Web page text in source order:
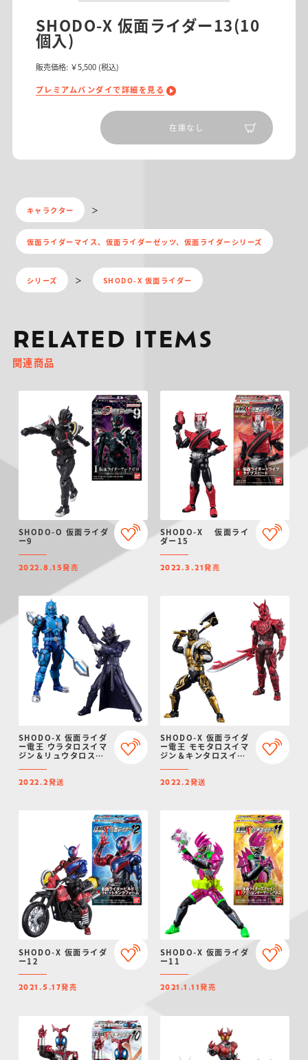
SHODO-X 仮面ライダー13(10
個入)
販売価格: ￥5,500 (税込)
プレミアムバンダイで詳細を見る
在庫なし
キャラクター
仮面ライダーマイス、仮面ライダーゼッツ、仮面ライダーシリーズ
シリーズ SHODO-X 仮面ライダー
RELATED ITEMS
関連商品
SHODO-O 仮面ライダ
ー9
2022.8.15発売
SHODO-X 仮面ライ
ダー15
2022.3.21発売
SHODO-X 仮面ライダ
ー電王 ウラタロスイマ
ジン＆リュウタロスイ
アムバンダイ限定】
2022.2発送
SHODO-X 仮面ライダ
ー電王 モモタロスイマ
ジン＆キンタロスイマ
ムバンダイ限定】
2022.2発送
SHODO-X 仮面ライダ
ー12
2021.5.17発売
SHODO-X 仮面ライダ
ー11
2021.1.11発売